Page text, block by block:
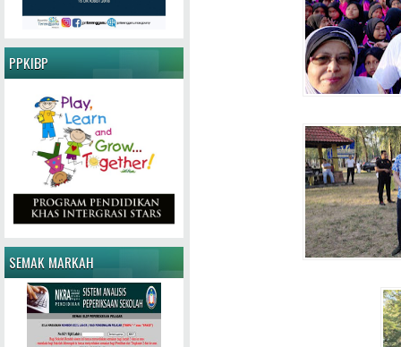
PPKIBP
SEMAK MARKAH